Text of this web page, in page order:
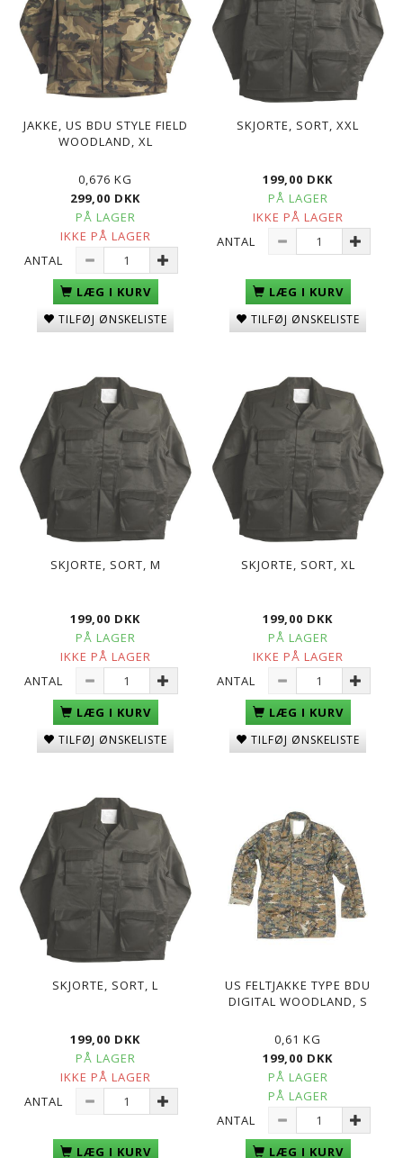
JAKKE, US BDU STYLE FIELD
WOODLAND, XL
0,676 KG
299,00 DKK
PÅ LAGER
IKKE PÅ LAGER
ANTAL
LÆG I KURV
TILFØJ ØNSKELISTE
SKJORTE, SORT, XXL
199,00 DKK
PÅ LAGER
IKKE PÅ LAGER
ANTAL
LÆG I KURV
TILFØJ ØNSKELISTE
SKJORTE, SORT, M
199,00 DKK
PÅ LAGER
IKKE PÅ LAGER
ANTAL
LÆG I KURV
TILFØJ ØNSKELISTE
SKJORTE, SORT, XL
199,00 DKK
PÅ LAGER
IKKE PÅ LAGER
ANTAL
LÆG I KURV
TILFØJ ØNSKELISTE
SKJORTE, SORT, L
199,00 DKK
PÅ LAGER
IKKE PÅ LAGER
ANTAL
LÆG I KURV
US FELTJAKKE TYPE BDU
DIGITAL WOODLAND, S
0,61 KG
199,00 DKK
PÅ LAGER
PÅ LAGER
ANTAL
LÆG I KURV